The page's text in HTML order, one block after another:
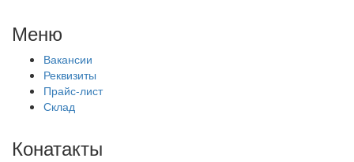
Меню
Вакансии
Реквизиты
Прайс-лист
Склад
Конатакты